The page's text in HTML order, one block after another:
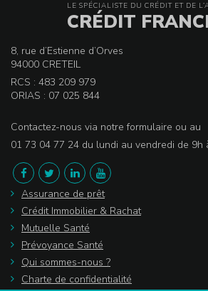
LE SPÉCIALISTE DU CRÉDIT ET DE
CRÉDIT
8, rue d’Estienne d’Orves
94000 CRETEIL
RCS : 483 209 979
ORIAS : 07 025 844
Contactez-nous via notre formulaire ou au
01 73 04 77 24 du lundi au vendredi de 9h
Assurance de prêt
Crédit Immobilier & Rachat
Mutuelle Santé
Prévoyance Santé
Qui sommes-nous ?
Charte de confidentialité